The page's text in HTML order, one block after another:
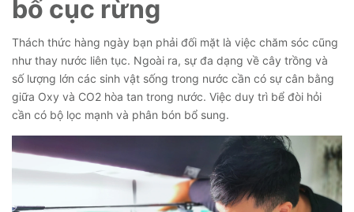
bố cục rừng
Thách thức hàng ngày bạn phải đối mặt là việc chăm sóc cũng
như thay nước liên tục. Ngoài ra, sự đa dạng về cây trồng và
số lượng lớn các sinh vật sống trong nước cần có sự cân bằng
giữa Oxy và CO2 hòa tan trong nước. Việc duy trì bể đòi hỏi
cần có bộ lọc mạnh và phân bón bổ sung.